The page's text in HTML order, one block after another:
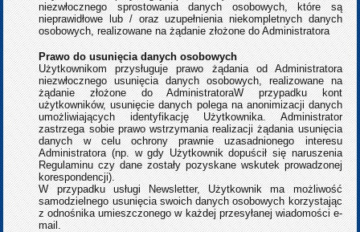
niezwłocznego sprostowania danych osobowych, które są
nieprawidłowe lub / oraz uzupełnienia niekompletnych danych
osobowych, realizowane na żądanie złożone do Administratora
Prawo do usunięcia danych osobowych
Użytkownikom przysługuje prawo żądania od Administratora
niezwłocznego usunięcia danych osobowych, realizowane na
żądanie złożone do AdministratoraW przypadku kont
użytkowników, usunięcie danych polega na anonimizacji danych
umożliwiających identyfikację Użytkownika. Administrator
zastrzega sobie prawo wstrzymania realizacji żądania usunięcia
danych w celu ochrony prawnie uzasadnionego interesu
Administratora (np. w gdy Użytkownik dopuścił się naruszenia
Regulaminu czy dane zostały pozyskane wskutek prowadzonej
korespondencji).
W przypadku usługi Newsletter, Użytkownik ma możliwość
samodzielnego usunięcia swoich danych osobowych korzystając
z odnośnika umieszczonego w każdej przesyłanej wiadomości e-
mail.